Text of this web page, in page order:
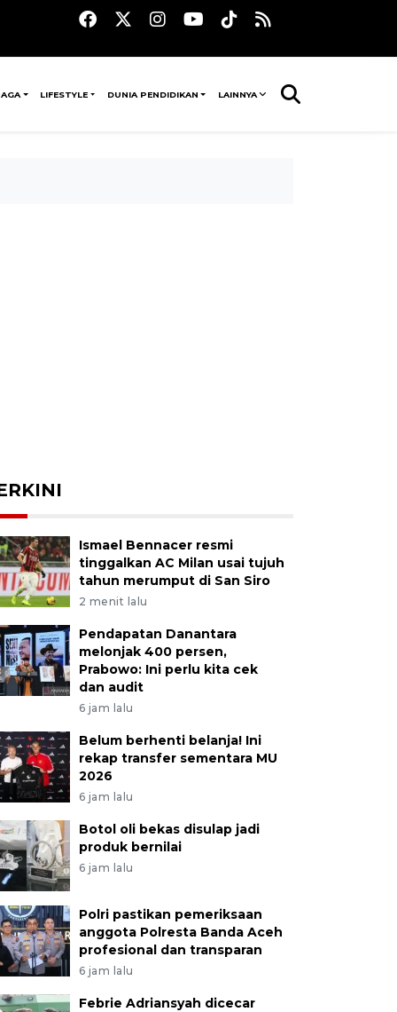
LIFESTYLE DUNIA PENDIDIKAN LAINNYA
Ismael Bennacer resmi
tinggalkan AC Milan usai tujuh
tahun merumput di San Siro
2 menit lalu
Pendapatan Danantara
melonjak 400 persen,
Prabowo: Ini perlu kita cek
dan audit
6 jam lalu
Belum berhenti belanja! Ini
rekap transfer sementara MU
2026
6 jam lalu
Botol oli bekas disulap jadi
produk bernilai
6 jam lalu
Polri pastikan pemeriksaan
anggota Polresta Banda Aceh
profesional dan transparan
6 jam lalu
Febrie Adriansyah dicecar